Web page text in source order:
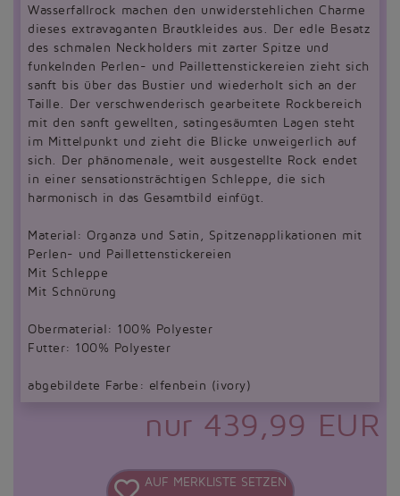
Wasserfallrock machen den unwiderstehlichen Charme
dieses extravaganten Brautkleides aus. Der edle Besatz
des schmalen Neckholders mit zarter Spitze und
funkelnden Perlen- und Paillettenstickereien zieht sich
sanft bis über das Bustier und wiederholt sich an der
Taille. Der verschwenderisch gearbeitete Rockbereich
mit den sanft gewellten, satingesäumten Lagen steht
im Mittelpunkt und zieht die Blicke unweigerlich auf
sich. Der phänomenale, weit ausgestellte Rock endet
in einer sensationsträchtigen Schleppe, die sich
harmonisch in das Gesamtbild einfügt.
Material: Organza und Satin, Spitzenapplikationen mit
Perlen- und Paillettenstickereien
Mit Schleppe
Mit Schnürung
Obermaterial: 100% Polyester
Futter: 100% Polyester
abgebildete Farbe: elfenbein (ivory)
nur 439,99 EUR
AUF MERKLISTE SETZEN